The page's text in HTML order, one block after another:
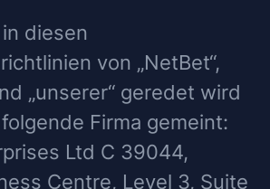
diesen
von „NetBet“,
„unserer“ geredet wird
Firma gemeint:
Ltd C 39044,
Centre, Level 3, Suite